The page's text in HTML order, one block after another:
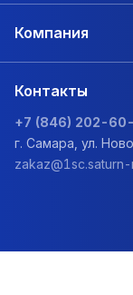
Компания
Контакты
+7 (846) 202-
г. Самара, ул.
zakaz@1sc.saturn-